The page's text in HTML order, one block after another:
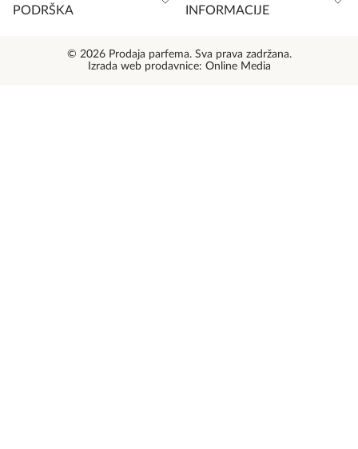
PODRŠKA
INFORMACIJE
© 2026 Prodaja parfema. Sva prava zadržana.
Izrada web prodavnice: Online Media